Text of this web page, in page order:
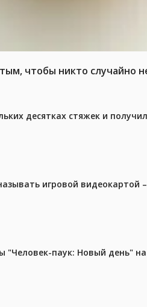
чтобы никто случайно
десятках стяжек и
игровой видеокартой
паук: Новый день"